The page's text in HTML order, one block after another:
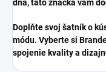
dňa, táto značka vám
​Doplňte svoj šatník o
módu. Vyberte si
spojenie kvality a